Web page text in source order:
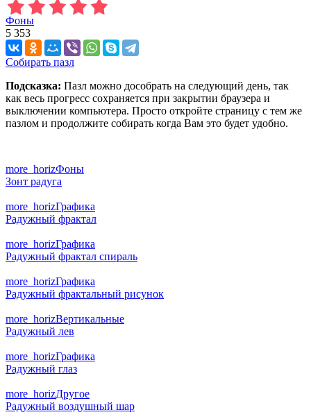
Фоны
5 353
Собирать пазл
Подсказка: Пазл можно дособрать на следующий день, так
как весь прогресс сохраняется при закрытии браузера и
выключении компьютера. Просто откройте страницу с тем же
пазлом и продолжите собирать когда Вам это будет удобно.
more_horizФоны
Зонт радуга
more_horizГрафика
Радужный фрактал
more_horizГрафика
Радужный фрактал спираль
more_horizГрафика
Радужный фрактальный рисунок
more_horizВертикальные
Радужный лев
more_horizГрафика
Радужный глаз
more_horizДругое
Радужный воздушный шар